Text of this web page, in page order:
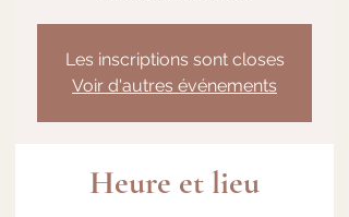
Les inscriptions sont closes
Voir d'autres événements
Heure et lieu